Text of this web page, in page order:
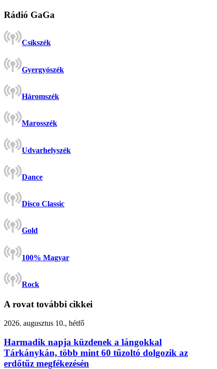
Rádió GaGa
Csíkszék
Gyergyószék
Háromszék
Marosszék
Udvarhelyszék
Dance
Disco Classic
Gold
100% Magyar
Rock
A rovat további cikkei
2026. augusztus 10., hétfő
Harmadik napja küzdenek a lángokkal
Tárkánykán, több mint 60 tűzoltó dolgozik az
erdőtűz megfékezésén